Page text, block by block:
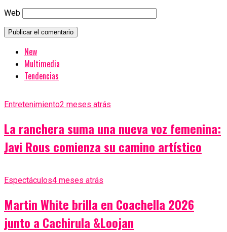
Web
New
Multimedia
Tendencias
Entretenimiento2 meses atrás
La ranchera suma una nueva voz femenina:
Javi Rous comienza su camino artístico
Espectáculos4 meses atrás
Martin White brilla en Coachella 2026
junto a Cachirula &Loojan